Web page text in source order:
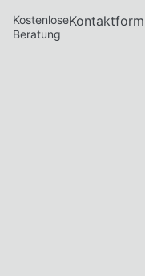
Kostenlose
Beratung